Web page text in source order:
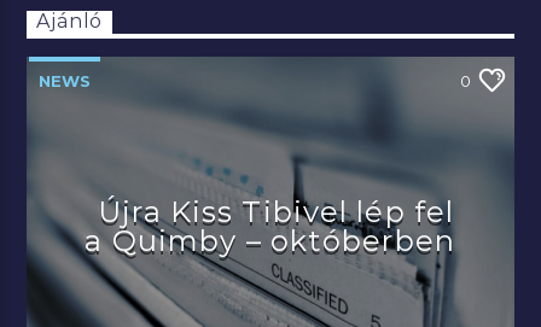
Ajánló
NEWS 0
Újra Kiss Tibivel lép fel
a Quimby – októberben